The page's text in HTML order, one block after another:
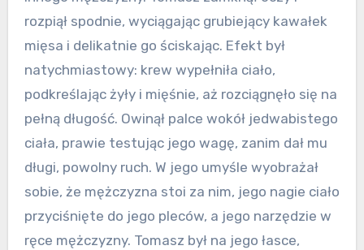
rozpiął spodnie, wyciągając grubiejący kawałek
mięsa i delikatnie go ściskając. Efekt był
natychmiastowy: krew wypełniła ciało,
podkreślając żyły i mięśnie, aż rozciągnęło się na
pełną długość. Owinął palce wokół jedwabistego
ciała, prawie testując jego wagę, zanim dał mu
długi, powolny ruch. W jego umyśle wyobrażał
sobie, że mężczyzna stoi za nim, jego nagie ciało
przyciśnięte do jego pleców, a jego narzędzie w
ręce mężczyzny. Tomasz był na jego łasce,